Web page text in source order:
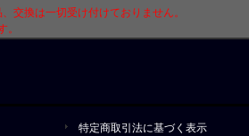
交換は一切受け付けておりません。
。
特定商取引法に基づく表示